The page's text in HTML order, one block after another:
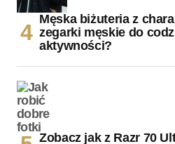
Męska biżuteria z
zegarki męskie do
aktywności?
Zobacz jak z Razr 70